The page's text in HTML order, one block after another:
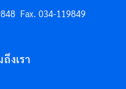
Fax. 034-119849
งเรา